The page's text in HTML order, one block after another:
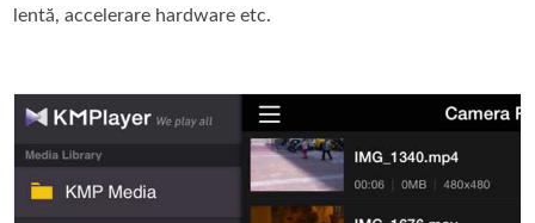
lentă, accelerare hardware etc.